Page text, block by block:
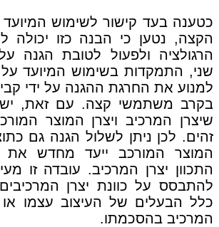
כטענה בעד קישור לשימוש
הקצה, נטען כי הבנה כזו יכולה
הרגולציה ולפעול לטובת הגנה
שני, התמקדות בשימוש המיועד על
למנוע את החרגת ההגנה על ידי
בקרב משתמשי קצה. עם זאת,
שיצרן המרכיב ויצרן המוצר
זהים. לכן ניתן לשלול הגנה גם
המוצר המורכב ייעד מחדש את
התכוון יצרן המרכיב. עובדה זו
להתבסס על כוונת יצרן
כלל הבעלים של העיצוב עצמו
המרכיב בהסכמתו.